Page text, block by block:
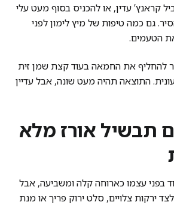
קראנץ’ עדין, או להכניס בסוף מעט עלי
גם כמה טיפות של מיץ לימון לפני
הטעמים.
להחליף את החמאה בעוד קצת שמן זית
התוצאה תהיה מעט שונה, אבל עדיין
תבשיל אורז מלא
בפני עצמו כארוחה קלה ומשביעה, אבל
ירקות צלויים, סלט ירוק פריך או מנת